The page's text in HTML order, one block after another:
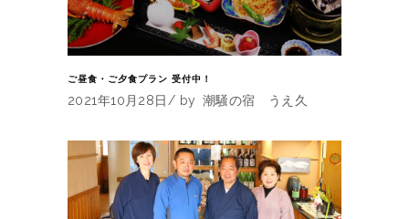
ご昼食・ご夕食プラン 受付中！
2021年10月28日 by 潮騒の宿 うえ久